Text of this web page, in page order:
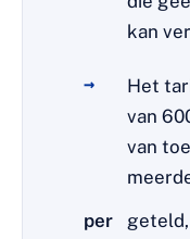
kan
Het
van
van
per